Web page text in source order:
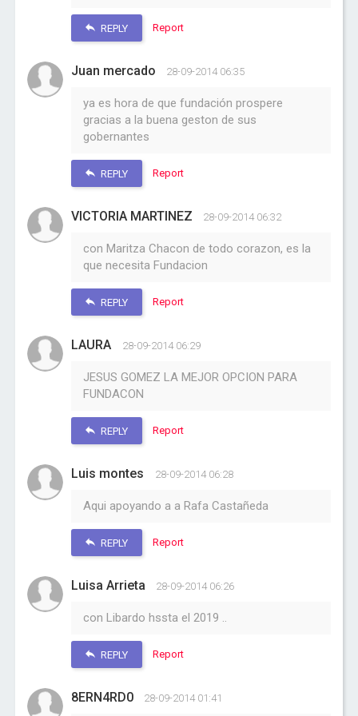
REPLY Report
Juan mercado 28-09-2014 06:35
ya es hora de que fundación prospere
gracias a la buena geston de sus
gobernantes
REPLY Report
VICTORIA MARTINEZ 28-09-2014 06:32
con Maritza Chacon de todo corazon, es la
que necesita Fundacion
REPLY Report
LAURA 28-09-2014 06:29
JESUS GOMEZ LA MEJOR OPCION PARA
FUNDACON
REPLY Report
Luis montes 28-09-2014 06:28
Aqui apoyando a a Rafa Castañeda
REPLY Report
Luisa Arrieta 28-09-2014 06:26
con Libardo hssta el 2019 ..
REPLY Report
8ERN4RD0 28-09-2014 01:41